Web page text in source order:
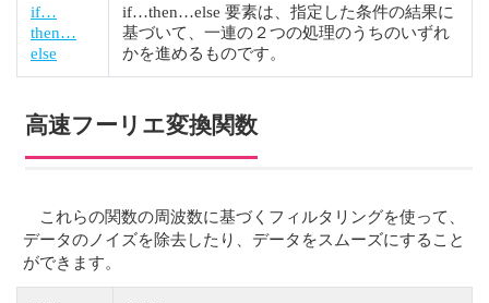
if…
then…
else
if…then…else 要素は、指定した条件の結果に
基づいて、一連の２つの処理のうちのいずれ
かを進めるものです。
高速フーリエ変換関数
これらの関数の周波数に基づくフィルタリングを使って、
データのノイズを除去したり、データをスムーズにすること
ができます。